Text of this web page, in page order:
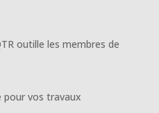
outille les membres de
pour vos travaux